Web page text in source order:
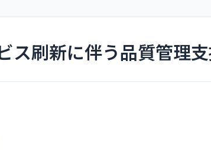
ス刷新に伴う品質管理